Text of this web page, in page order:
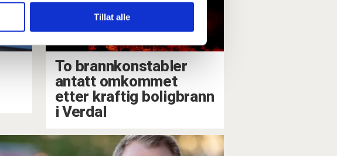
Tillat alle
To brannkonstabler
antatt omkommet
etter kraftig boligbrann
i Verdal